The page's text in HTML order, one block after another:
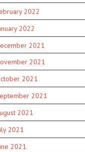
2022
2022
2021
2021
2021
2021
2021
2021
2021